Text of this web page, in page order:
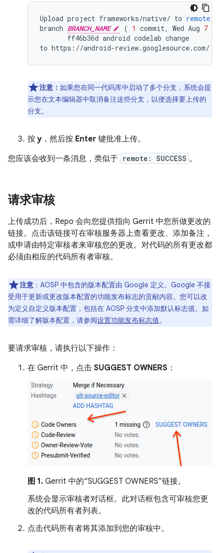
Upload project frameworks/native/ to remote
branch BRANCH_NAME ( 1 commit, Wed Aug 7
ff46b36d android codelab change
to https : //android-review.googlesource.com/
注意： 如果您在同一代码库中启动了多个分支，系统会提
示您在文本编辑器中取消备注这些分支，以便选择要上传的
分支。
按 y ，然后按 Enter 键批准上传。
您应该会收到一条消息，类似于 remote: SUCCESS 。
请求审核
上传成功后，Repo 会向您提供指向 Gerrit 中您所做更改的
链接。点击该链接可在审核服务器上查看更改、添加备注，
或申请由特定审核者来审核您的更改。对代码的所有更改都
必须由相应的代码所有者审核。
注意 ：AOSP 中包含的版本配置由 Google 定义。Google 不接
受用于更新或更改版本配置的功能发布标志的贡献内容。您可以改
为定义自定义版本配置，包括在 AOSP 分支中添加默认标志值。如
需详细了解版本配置，请参阅设置功能发布标志值。
要请求审核，请执行以下操作：
在 Gerrit 中，点击 SUGGEST OWNERS ：
图 1. Gerrit 中的“SUGGEST OWNERS”链接。
系统会显示审核者对话框。此对话框包含可审核您更
改的代码所有者列表。
点击代码所有者将其添加到您的审核中。